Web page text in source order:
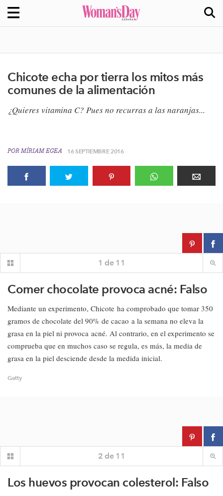
Chicote echa por tierra los mitos más
comunes de la alimentación
¿Quieres vitamina C? Pues no recurras a las naranjas...
POR MÍRIAM EGEA 16 SEPTIEMBRE 2016
1 de 11
Comer chocolate provoca acné: Falso
Mediante un experimento, Chicote ha comprobado que tomar 350
gramos de chocolate del 90% de cacao a la semana no eleva la
grasa en la piel ni provoca acné. Al contrario, en el experimento se
comprueba que en muchos caso se regula, es más, la media de
grasa en la piel desciende desde la medida inicial.
Getty
2 de 11
Los huevos provocan colesterol: Falso